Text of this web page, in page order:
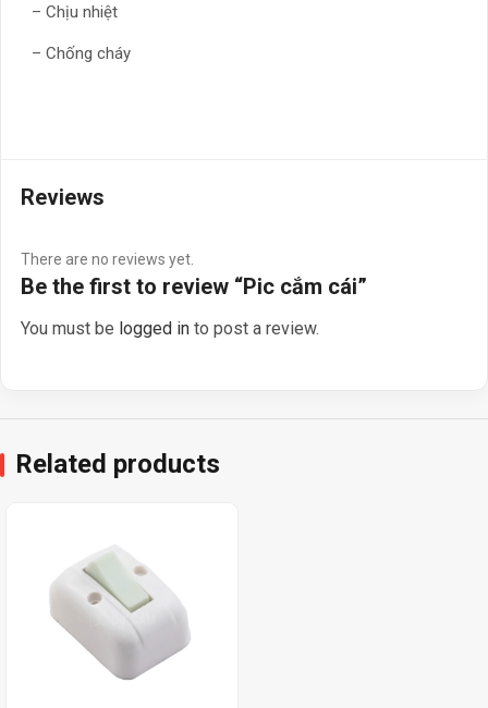
– Chịu nhiệt
– Chống cháy
Reviews
There are no reviews yet.
Be the first to review “Pic cắm cái”
You must be logged in to post a review.
Related products